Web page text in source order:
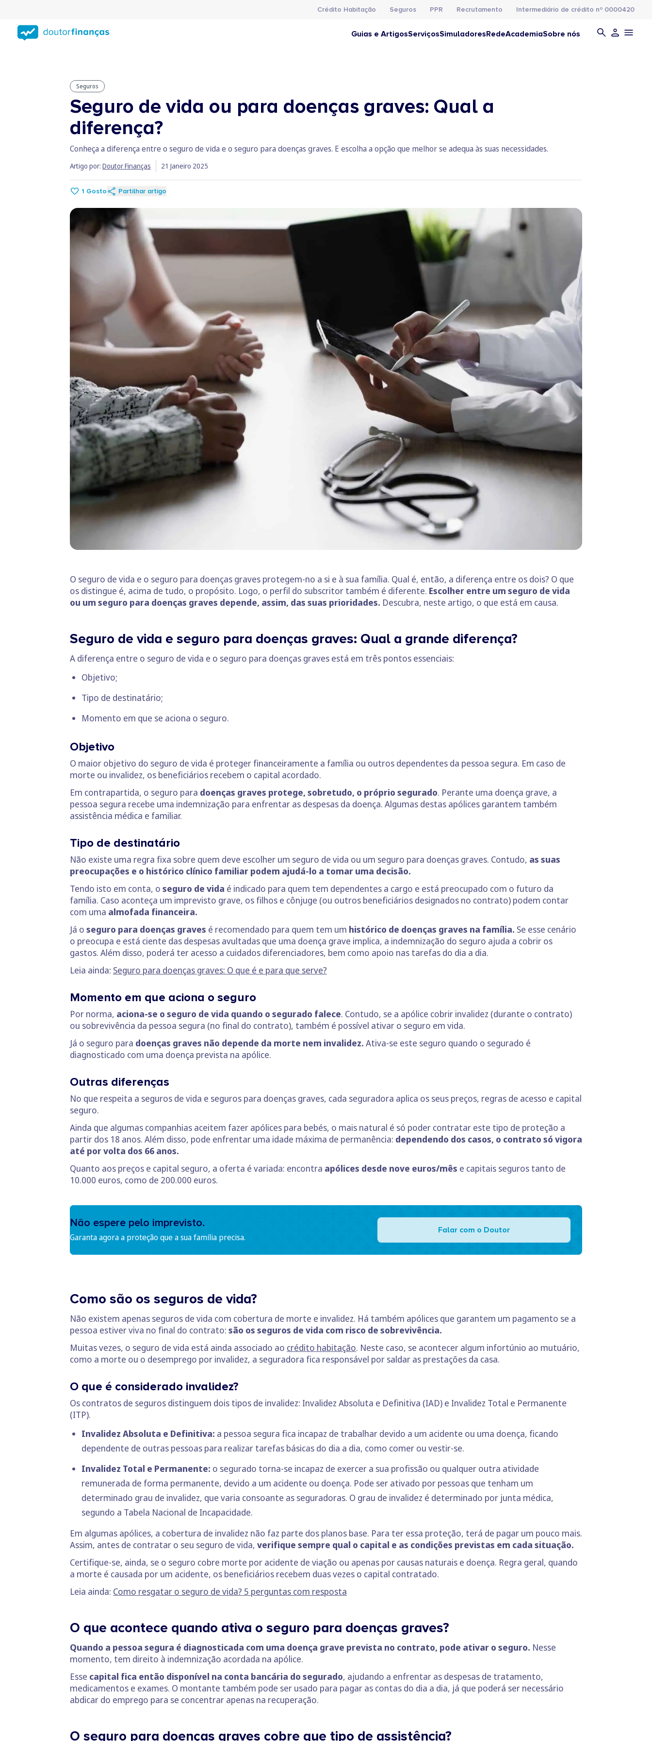
conteúdo
principal
Crédito Habitação Seguros PPR Recrutamento Intermediário de crédito nº 0000420
Guias e ArtigosServiçosSimuladoresRedeAcademiaSobre nós
Seguros
Seguro de vida ou para doenças graves: Qual a
diferença?
Conheça a diferença entre o seguro de vida e o seguro para doenças graves. E escolha a opção que melhor se adequa às suas necessidades.
Artigo por: Doutor Finanças 21 Janeiro 2025
1 Gosto Partilhar artigo
O seguro de vida e o seguro para doenças graves protegem-no a si e à sua família. Qual é, então, a diferença entre os dois? O que
os distingue é, acima de tudo, o propósito. Logo, o perfil do subscritor também é diferente. Escolher entre um seguro de vida
ou um seguro para doenças graves depende, assim, das suas prioridades. Descubra, neste artigo, o que está em causa.
Seguro de vida e seguro para doenças graves: Qual a grande diferença?
A diferença entre o seguro de vida e o seguro para doenças graves está em três pontos essenciais:
Objetivo;
Tipo de destinatário;
Momento em que se aciona o seguro.
Objetivo
O maior objetivo do seguro de vida é proteger financeiramente a família ou outros dependentes da pessoa segura. Em caso de
morte ou invalidez, os beneficiários recebem o capital acordado.
Em contrapartida, o seguro para doenças graves protege, sobretudo, o próprio segurado. Perante uma doença grave, a
pessoa segura recebe uma indemnização para enfrentar as despesas da doença. Algumas destas apólices garantem também
assistência médica e familiar.
Tipo de destinatário
Não existe uma regra fixa sobre quem deve escolher um seguro de vida ou um seguro para doenças graves. Contudo, as suas
preocupações e o histórico clínico familiar podem ajudá-lo a tomar uma decisão.
Tendo isto em conta, o seguro de vida é indicado para quem tem dependentes a cargo e está preocupado com o futuro da
família. Caso aconteça um imprevisto grave, os filhos e cônjuge (ou outros beneficiários designados no contrato) podem contar
com uma almofada financeira.
Já o seguro para doenças graves é recomendado para quem tem um histórico de doenças graves na família. Se esse cenário
o preocupa e está ciente das despesas avultadas que uma doença grave implica, a indemnização do seguro ajuda a cobrir os
gastos. Além disso, poderá ter acesso a cuidados diferenciadores, bem como apoio nas tarefas do dia a dia.
Leia ainda: Seguro para doenças graves: O que é e para que serve?
Momento em que aciona o seguro
Por norma, aciona-se o seguro de vida quando o segurado falece. Contudo, se a apólice cobrir invalidez (durante o contrato)
ou sobrevivência da pessoa segura (no final do contrato), também é possível ativar o seguro em vida.
Já o seguro para doenças graves não depende da morte nem invalidez. Ativa-se este seguro quando o segurado é
diagnosticado com uma doença prevista na apólice.
Outras diferenças
No que respeita a seguros de vida e seguros para doenças graves, cada seguradora aplica os seus preços, regras de acesso e capital
seguro.
Ainda que algumas companhias aceitem fazer apólices para bebés, o mais natural é só poder contratar este tipo de proteção a
partir dos 18 anos. Além disso, pode enfrentar uma idade máxima de permanência: dependendo dos casos, o contrato só vigora
até por volta dos 66 anos.
Quanto aos preços e capital seguro, a oferta é variada: encontra apólices desde nove euros/mês e capitais seguros tanto de
10.000 euros, como de 200.000 euros.
Não espere pelo imprevisto.
Garanta agora a proteção que a sua família precisa.
Falar com o Doutor
Como são os seguros de vida?
Não existem apenas seguros de vida com cobertura de morte e invalidez. Há também apólices que garantem um pagamento se a
pessoa estiver viva no final do contrato: são os seguros de vida com risco de sobrevivência.
Muitas vezes, o seguro de vida está ainda associado ao crédito habitação. Neste caso, se acontecer algum infortúnio ao mutuário,
como a morte ou o desemprego por invalidez, a seguradora fica responsável por saldar as prestações da casa.
O que é considerado invalidez?
Os contratos de seguros distinguem dois tipos de invalidez: Invalidez Absoluta e Definitiva (IAD) e Invalidez Total e Permanente
(ITP).
Invalidez Absoluta e Definitiva: a pessoa segura fica incapaz de trabalhar devido a um acidente ou uma doença, ficando
dependente de outras pessoas para realizar tarefas básicas do dia a dia, como comer ou vestir-se.
Invalidez Total e Permanente: o segurado torna-se incapaz de exercer a sua profissão ou qualquer outra atividade
remunerada de forma permanente, devido a um acidente ou doença. Pode ser ativado por pessoas que tenham um
determinado grau de invalidez, que varia consoante as seguradoras. O grau de invalidez é determinado por junta médica,
segundo a Tabela Nacional de Incapacidade.
Em algumas apólices, a cobertura de invalidez não faz parte dos planos base. Para ter essa proteção, terá de pagar um pouco mais.
Assim, antes de contratar o seu seguro de vida, verifique sempre qual o capital e as condições previstas em cada situação.
Certifique-se, ainda, se o seguro cobre morte por acidente de viação ou apenas por causas naturais e doença. Regra geral, quando
a morte é causada por um acidente, os beneficiários recebem duas vezes o capital contratado.
Leia ainda: Como resgatar o seguro de vida? 5 perguntas com resposta
O que acontece quando ativa o seguro para doenças graves?
Quando a pessoa segura é diagnosticada com uma doença grave prevista no contrato, pode ativar o seguro. Nesse
momento, tem direito à indemnização acordada na apólice.
Esse capital fica então disponível na conta bancária do segurado, ajudando a enfrentar as despesas de tratamento,
medicamentos e exames. O montante também pode ser usado para pagar as contas do dia a dia, já que poderá ser necessário
abdicar do emprego para se concentrar apenas na recuperação.
O seguro para doenças graves cobre que tipo de assistência?